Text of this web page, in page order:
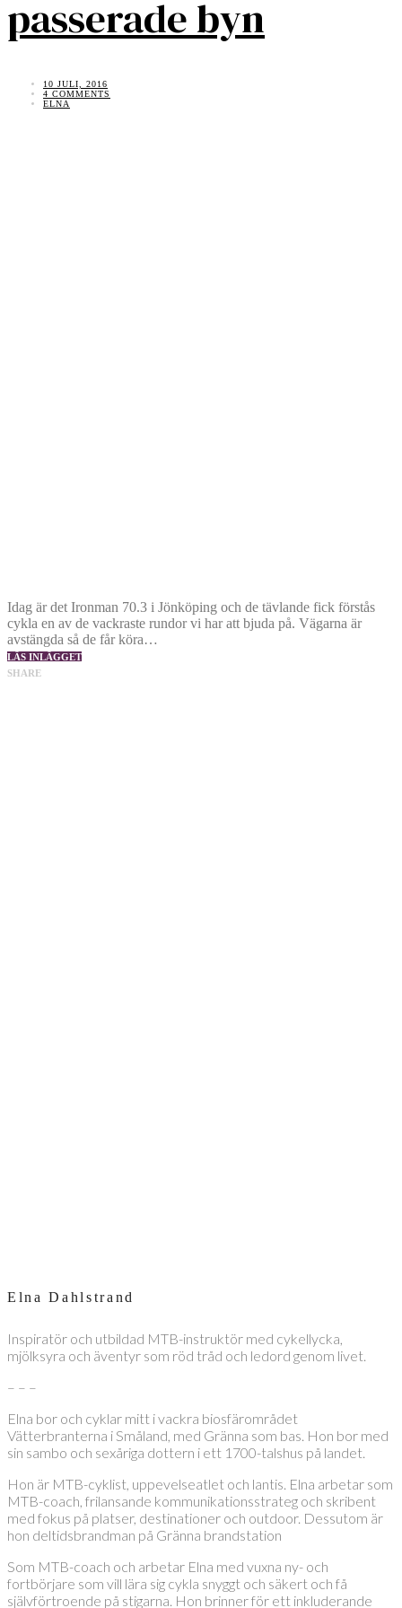
passerade byn
10 JULI, 2016
4 COMMENTS
ELNA
Idag är det Ironman 70.3 i Jönköping och de tävlande fick förstås
cykla en av de vackraste rundor vi har att bjuda på. Vägarna är
avstängda så de får köra…
LÄS INLÄGGET
SHARE
Elna Dahlstrand
Inspiratör och utbildad MTB-instruktör med cykellycka,
mjölksyra och äventyr som röd tråd och ledord genom livet.
– – –
Elna bor och cyklar mitt i vackra biosfärområdet
Vätterbranterna i Småland, med Gränna som bas. Hon bor med
sin sambo och sexåriga dottern i ett 1700-talshus på landet.
Hon är MTB-cyklist, uppevelseatlet och lantis. Elna arbetar som
MTB-coach, frilansande kommunikationsstrateg och skribent
med fokus på platser, destinationer och outdoor. Dessutom är
hon deltidsbrandman på Gränna brandstation
Som MTB-coach och arbetar Elna med vuxna ny- och
fortbörjare som vill lära sig cykla snyggt och säkert och få
självförtroende på stigarna. Hon brinner för ett inkluderande